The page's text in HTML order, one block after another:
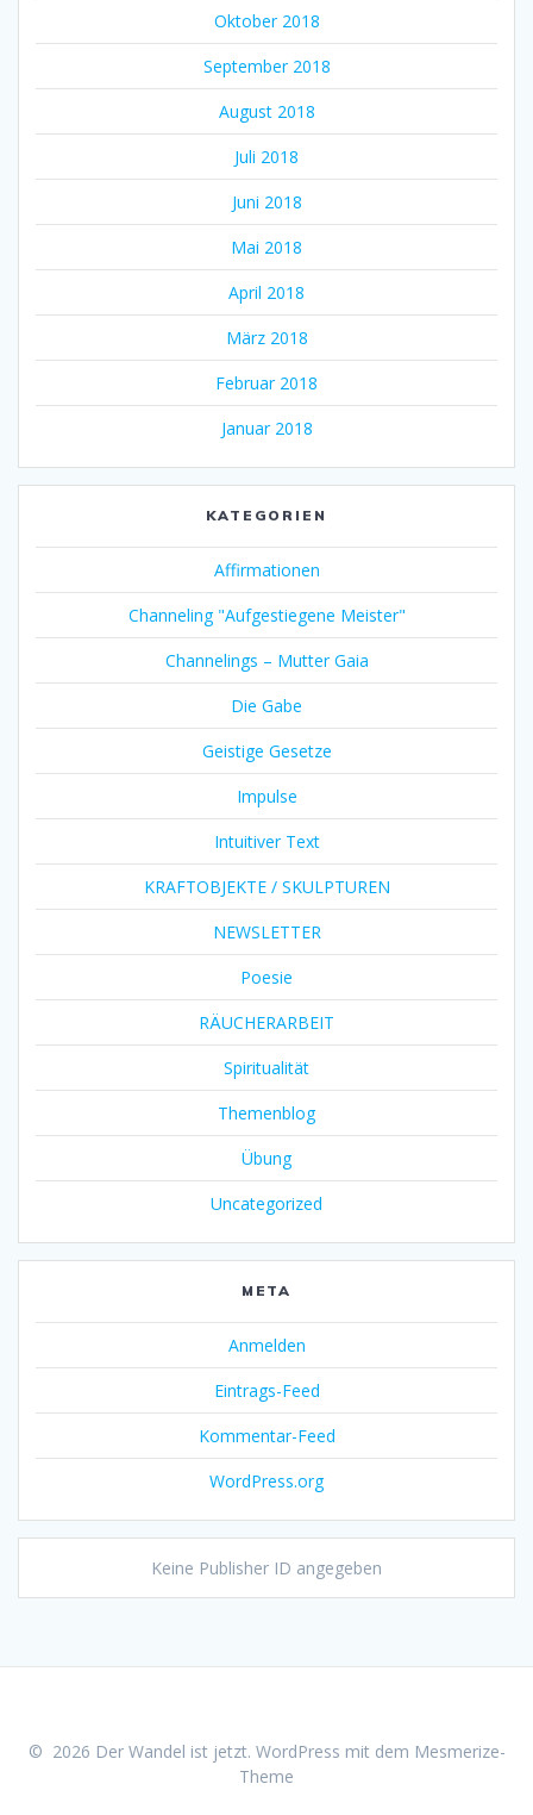
Oktober 2018
September 2018
August 2018
Juli 2018
Juni 2018
Mai 2018
April 2018
März 2018
Februar 2018
Januar 2018
KATEGORIEN
Affirmationen
Channeling "Aufgestiegene Meister"
Channelings – Mutter Gaia
Die Gabe
Geistige Gesetze
Impulse
Intuitiver Text
KRAFTOBJEKTE / SKULPTUREN
NEWSLETTER
Poesie
RÄUCHERARBEIT
Spiritualität
Themenblog
Übung
Uncategorized
META
Anmelden
Eintrags-Feed
Kommentar-Feed
WordPress.org
Keine Publisher ID angegeben
© 2026 Der Wandel ist jetzt. WordPress mit dem Mesmerize-
Theme